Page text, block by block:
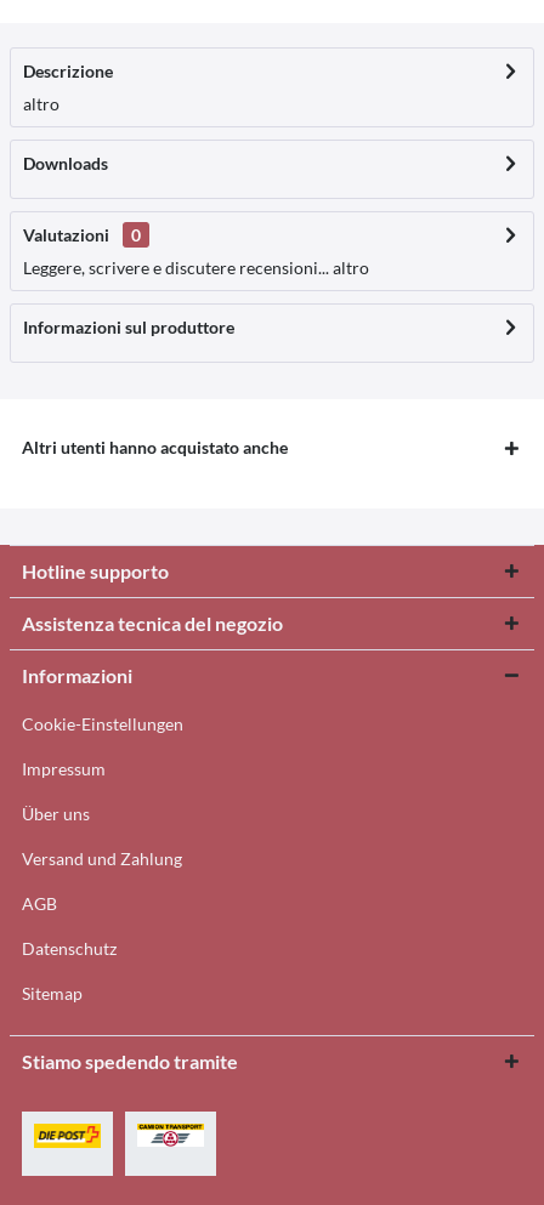
Descrizione
altro
Downloads
Valutazioni
0
Leggere, scrivere e discutere recensioni...altro
Informazioni sul produttore
Altri utenti hanno acquistato anche
Hotline supporto
Assistenza tecnica del negozio
Informazioni
Cookie-Einstellungen
Impressum
Über uns
Versand und Zahlung
AGB
Datenschutz
Sitemap
Stiamo spedendo tramite